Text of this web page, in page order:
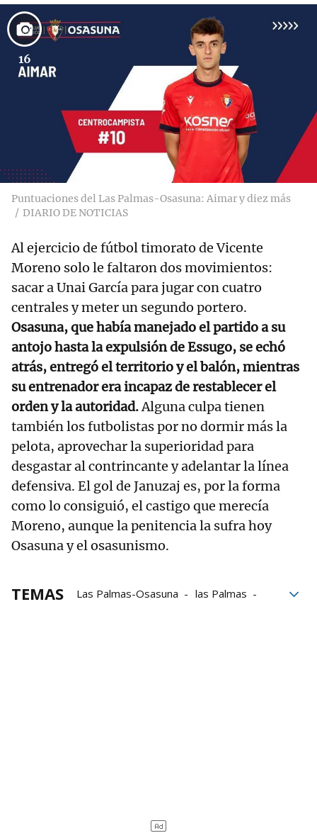
16
Puntuaciones del Las Palmas-Osasuna: Aimar y diez más
DIARIO DE NOTICIAS
Al ejercicio de fútbol timorato de Vicente
Moreno solo le faltaron dos movimientos:
sacar a Unai García para jugar con cuatro
centrales y meter un segundo portero.
Osasuna, que había manejado el partido a su
antojo hasta la expulsión de Essugo, se echó
atrás, entregó el territorio y el balón, mientras
su entrenador era incapaz de restablecer el
orden y la autoridad.Alguna culpa tienen
también los futbolistas por no dormir más la
pelota, aprovechar la superioridad para
desgastar al contrincante y adelantar la línea
defensiva. El gol de Januzaj es, por la forma
como lo consiguió, el castigo que merecía
Moreno, aunque la penitencia la sufra hoy
Osasuna y el osasunismo.
TEMAS Las Palmas-Osasuna
las Palmas